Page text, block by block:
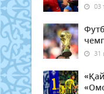
03
31